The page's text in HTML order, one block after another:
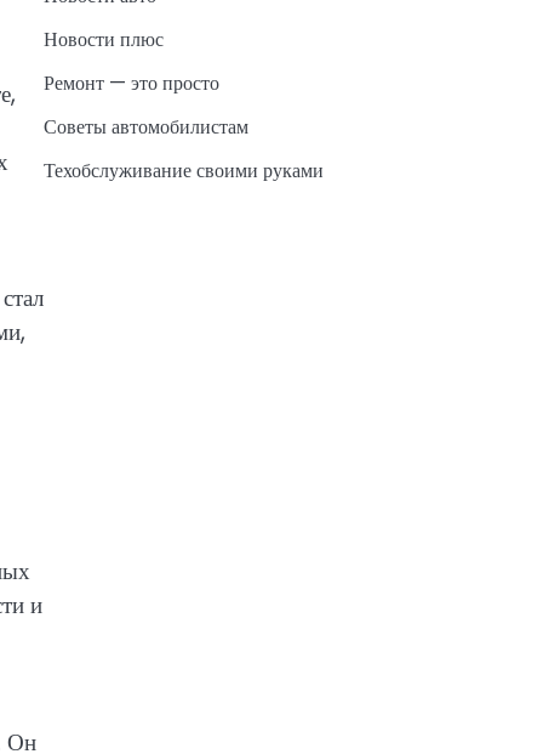
и
Он
Новости плюс
Ремонт — это просто
Советы автомобилистам
Техобслуживание своими руками